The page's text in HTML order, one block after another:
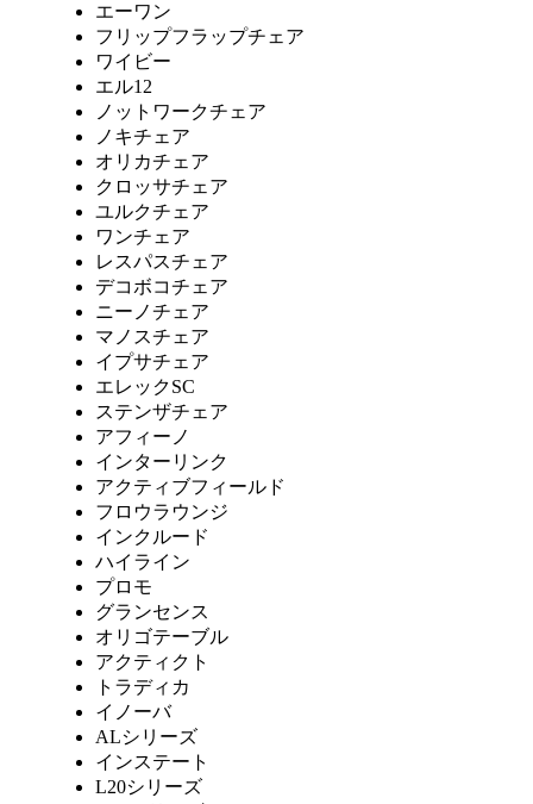
エーワン
フリップフラップチェア
ワイビー
エル12
ノットワークチェア
ノキチェア
オリカチェア
クロッサチェア
ユルクチェア
ワンチェア
レスパスチェア
デコボコチェア
ニーノチェア
マノスチェア
イプサチェア
エレックSC
ステンザチェア
アフィーノ
インターリンク
アクティブフィールド
フロウラウンジ
インクルード
ハイライン
プロモ
グランセンス
オリゴテーブル
アクティクト
トラディカ
イノーバ
ALシリーズ
インステート
L20シリーズ